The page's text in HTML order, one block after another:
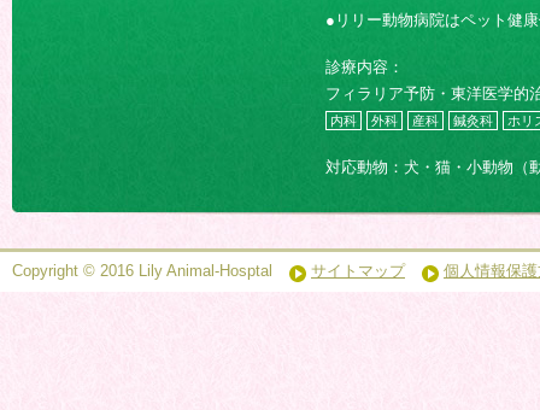
●リリー動物病院はペット健
診療内容：
フィラリア予防・東洋医学的
内科 外科 産科 鍼灸科 ホリ
対応動物：犬・猫・小動物（
Copyright © 2016 Lily Animal-Hosptal サイトマップ 個人情報保